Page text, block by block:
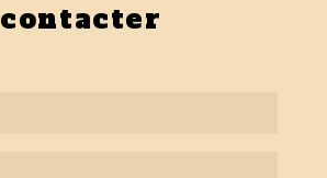
contacter